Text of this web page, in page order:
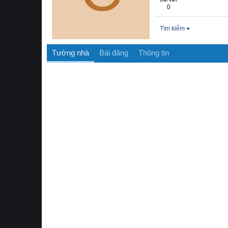
0
Tìm kiếm
Tường nhà Bài đăng Thông tin